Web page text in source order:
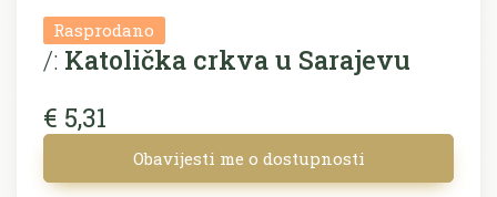
Rasprodano
/: Katolička crkva u Sarajevu
€ 5,31
Obavijesti me o dostupnosti